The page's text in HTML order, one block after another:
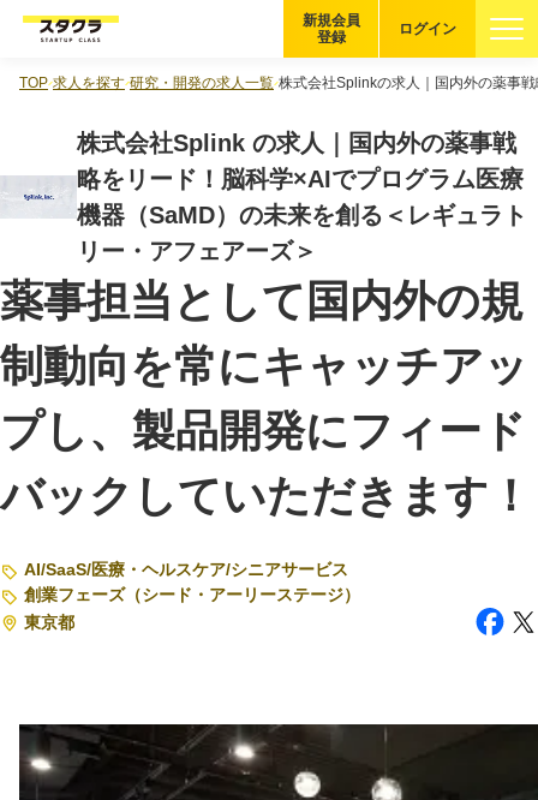
企業を探す
適性診断
スタクラが選ばれる理由
スタートアップ厳選の仕組み
紹介する企業について
登録者の転職・副業実績
注目スタートアップ
イベント・セミナー
CEOインタビュー
転職
ログイン
新規会員
登録
TOP 求人を探す 研究・開発の求人一覧 株式会社Splinkの求人｜国内外の薬事
株式会社Splink の求人｜国内外の薬事戦
略をリード！脳科学×AIでプログラム医療
機器（SaMD）の未来を創る＜レギュラト
リー・アフェアーズ＞
薬事担当として国内外の規
制動向を常にキャッチアッ
プし、製品開発にフィード
バックしていただきます！
AI/SaaS/医療・ヘルスケア/シニアサービス
創業フェーズ（シード・アーリーステージ）
東京都